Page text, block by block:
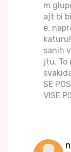
m
ajt bi
e,
sanih
jtu. To
SE
VISE